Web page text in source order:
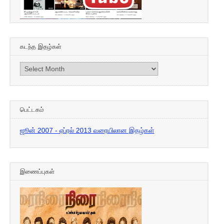
கடந்த இதழ்கள்
கடந்த
இதழ்கள்
பெட்டகம்
ஜூன் 2007 - ஏப்ரல் 2013 வரையிலான இதழ்கள்
இணைப்புகள்